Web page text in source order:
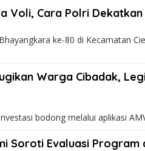
Voli, Cara Polri
ke-80 di Kecamatan
Warga Cibadak,
bodong melalui aplikasi
Soroti Evaluasi